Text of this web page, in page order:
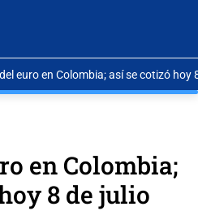
euro en Colombia; así se cotizó hoy
en Colombia;
8 de julio